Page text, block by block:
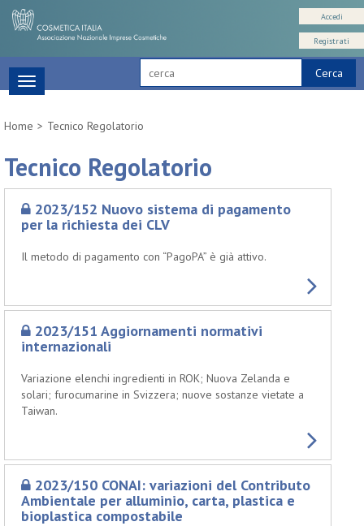
Cerca
Accedi
Registrati
Toggle
navigation
Home
Tecnico Regolatorio
Tecnico Regolatorio
2023/152 Nuovo sistema di pagamento
per la richiesta dei CLV
Il metodo di pagamento con “PagoPA” è già attivo.
2023/151 Aggiornamenti normativi
internazionali
Variazione elenchi ingredienti in ROK; Nuova Zelanda e
solari; furocumarine in Svizzera; nuove sostanze vietate a
Taiwan.
2023/150 CONAI: variazioni del Contributo
Ambientale per alluminio, carta, plastica e
bioplastica compostabile